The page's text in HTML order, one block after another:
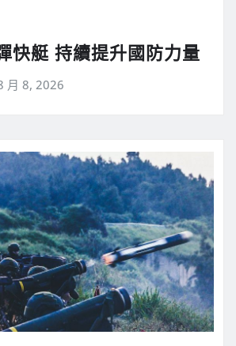
快艇 持續提升國防力量
月 8, 2026